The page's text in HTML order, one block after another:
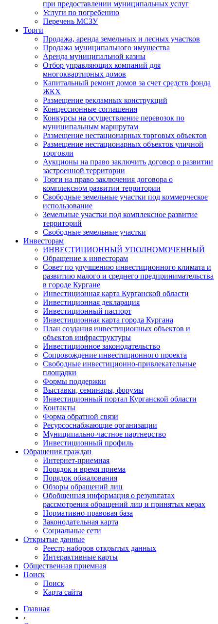
при предоставлении муниципальных услуг
Услуги по погребению
Перечень МСЗУ
Торги
Продажа, аренда земельных и лесных участков
Продажа муниципального имущества
Аренда муниципальной казны
Отбор управляющих компаний для
многоквартирных домов
Капитальный ремонт домов за счет средств фонда
ЖКХ
Размещение рекламных конструкций
Концессионные соглашения
Конкурсы на осуществление перевозок по
муниципальным маршрутам
Размещение нестационарных торговых объектов
Размещение нестационарных объектов уличной
торговли
Аукционы на право заключить договор о развитии
застроенной территории
Торги на право заключения договора о
комплексном развитии территории
Свободные земельные участки под коммерческое
использование
Земельные участки под комплексное развитие
территорий
Свободные земельные участки
Инвесторам
ИНВЕСТИЦИОННЫЙ УПОЛНОМОЧЕННЫЙ
Обращение к инвесторам
Совет по улучшению инвестиционного климата и
развитию малого и среднего предпринимательства
в городе Кургане
Инвестиционная карта Курганской области
Инвестиционная декларация
Инвестиционный паспорт
Инвестиционная карта города Кургана
План создания инвестиционных объектов и
объектов инфраструктуры
Инвестиционное законодательство
Сопровождение инвестиционного проекта
Свободные инвестиционно-привлекательные
площадки
Формы поддержки
Выставки, семинары, форумы
Инвестиционный портал Курганской области
Контакты
Форма обратной связи
Ресурсоснабжающие организации
Муниципально-частное партнерство
Инвестиционный профиль
Обращения граждан
Интернет-приемная
Порядок и время приема
Порядок обжалования
Обзоры обращений лиц
Обобщенная информация о результатах
рассмотрения обращений лиц и принятых мерах
Нормативно-правовая база
Законодательная карта
Социальные сети
Открытые данные
Реестр наборов открытых данных
Интерактивные карты
Общественная приемная
Поиск
Поиск
Карта сайта
Главная
›